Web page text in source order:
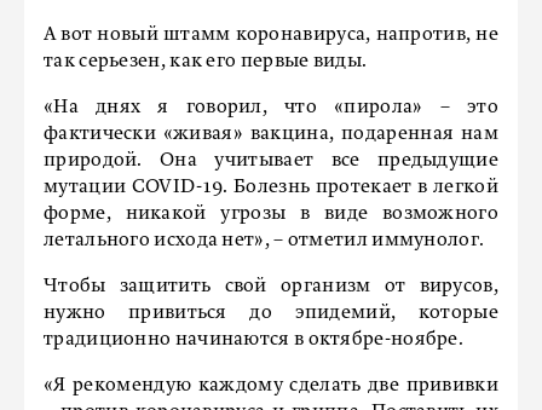
А вот новый штамм коронавируса, напротив, не
так серьезен, как его первые виды.
«На днях я говорил, что «пирола» – это
фактически «живая» вакцина, подаренная нам
природой. Она учитывает все предыдущие
мутации COVID-19. Болезнь протекает в легкой
форме, никакой угрозы в виде возможного
летального исхода нет», – отметил иммунолог.
Чтобы защитить свой организм от вирусов,
нужно привиться до эпидемий, которые
традиционно начинаются в октябре-ноябре.
«Я рекомендую каждому сделать две прививки